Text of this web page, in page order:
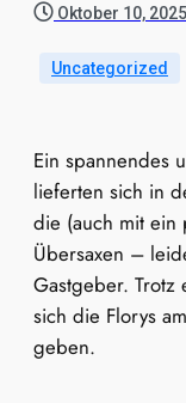
Oktober 10, 2025
Uncategorized
Ein spannendes
lieferten sich in
die (auch mit ein
Übersaxen –
Gastgeber. Trotz
sich die Florys
geben.